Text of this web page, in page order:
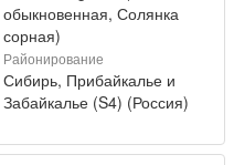
обыкновенная, Солянка
сорная)
Районирование
Сибирь, Прибайкалье и
Забайкалье (S4) (Россия)